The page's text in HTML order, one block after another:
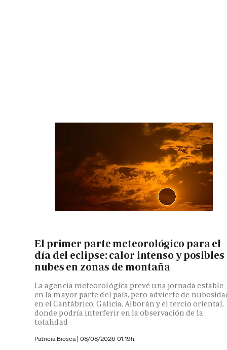
El primer parte meteorológico para el
día del eclipse: calor intenso y posibles
nubes en zonas de montaña
La agencia meteorológica prevé una jornada estable
en la mayor parte del país, pero advierte de
en el Cantábrico, Galicia, Alborán y el tercio oriental,
donde podría interferir en la observación de la
totalidad
Patricia Biosca | 08/08/2026 01:19h.